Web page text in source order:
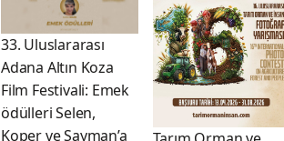
33. Uluslararası
Adana Altın Koza
Film Festivali: Emek
ödülleri Selen,
Koper ve Sayman’a